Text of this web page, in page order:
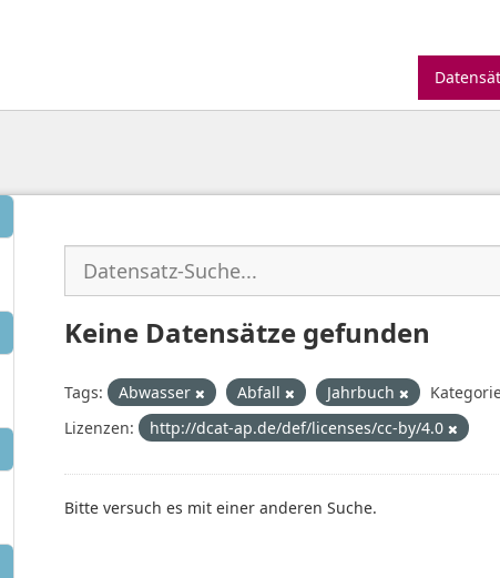
Keine Datensätze gefunden
Tags: Abwasser Abfall Jahrbuch
Lizenzen:
http://dcat-ap.de/def/licenses/cc-by/4.0
Bitte versuch es mit einer anderen Suche.